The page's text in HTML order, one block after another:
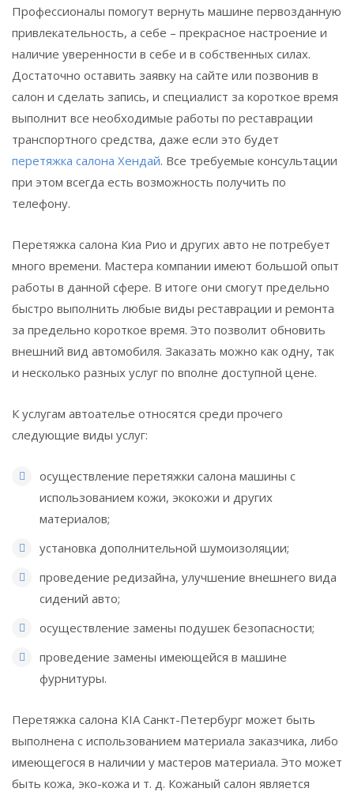
Профессионалы помогут вернуть машине первозданную
привлекательность, а себе – прекрасное настроение и
наличие уверенности в себе и в собственных силах.
Достаточно оставить заявку на сайте или позвонив в
салон и сделать запись, и специалист за короткое время
выполнит все необходимые работы по реставрации
транспортного средства, даже если это будет
перетяжка салона Хендай. Все требуемые консультации
при этом всегда есть возможность получить по
телефону.
Перетяжка салона Киа Рио и других авто не потребует
много времени. Мастера компании имеют большой опыт
работы в данной сфере. В итоге они смогут предельно
быстро выполнить любые виды реставрации и ремонта
за предельно короткое время. Это позволит обновить
внешний вид автомобиля. Заказать можно как одну, так
и несколько разных услуг по вполне доступной цене.
К услугам автоателье относятся среди прочего
следующие виды услуг:
осуществление перетяжки салона машины с
использованием кожи, экокожи и других
материалов;
установка дополнительной шумоизоляции;
проведение редизайна, улучшение внешнего вида
сидений авто;
осуществление замены подушек безопасности;
проведение замены имеющейся в машине
фурнитуры.
Перетяжка салона KIA Санкт-Петербург может быть
выполнена с использованием материала заказчика, либо
имеющегося в наличии у мастеров материала. Это может
быть кожа, эко-кожа и т. д. Кожаный салон является